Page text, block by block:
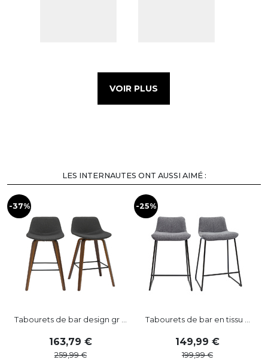
VOIR PLUS
LES INTERNAUTES ONT AUSSI AIMÉ :
-37%
Tabourets de bar design gr ...
163,79
259,99
-25%
Tabourets de bar en tissu ...
149,99
199,99